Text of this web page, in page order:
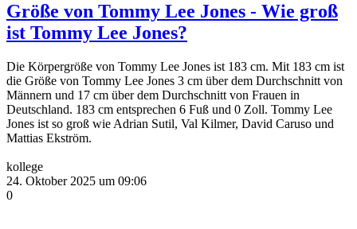
Größe von Tommy Lee Jones - Wie groß
ist Tommy Lee Jones?
Die Körpergröße von Tommy Lee Jones ist 183 cm. Mit 183 cm ist
die Größe von Tommy Lee Jones 3 cm über dem Durchschnitt von
Männern und 17 cm über dem Durchschnitt von Frauen in
Deutschland. 183 cm entsprechen 6 Fuß und 0 Zoll. Tommy Lee
Jones ist so groß wie Adrian Sutil, Val Kilmer, David Caruso und
Mattias Ekström.
kollege
24. Oktober 2025 um 09:06
0